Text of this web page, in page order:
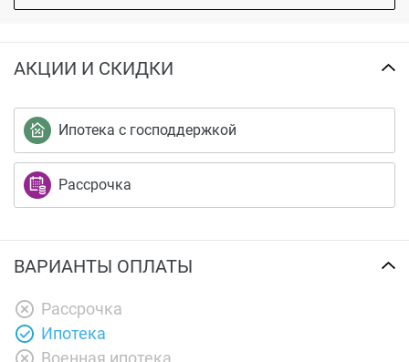
АКЦИИ И СКИДКИ
Ипотека с господдержкой
Рассрочка
ВАРИАНТЫ ОПЛАТЫ
Рассрочка
Ипотека
Военная ипотека